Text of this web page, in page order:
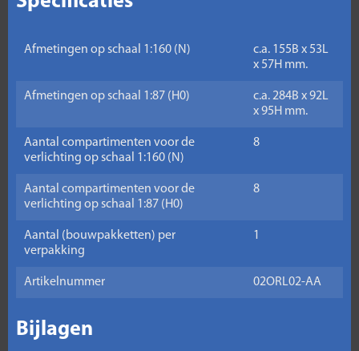
Afmetingen op schaal 1:160 (N)
c.a. 155B x 53L
x 57H mm.
Afmetingen op schaal 1:87 (H0)
c.a. 284B x 92L
x 95H mm.
Aantal compartimenten voor de
verlichting op schaal 1:160 (N)
8
Aantal compartimenten voor de
verlichting op schaal 1:87 (H0)
8
Aantal (bouwpakketten) per
verpakking
1
Artikelnummer 02ORL02-AA
Bijlagen